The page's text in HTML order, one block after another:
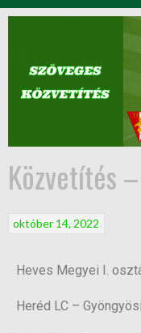
Közvetítés
október 14, 2022
Heves Megyei I.
Heréd LC –